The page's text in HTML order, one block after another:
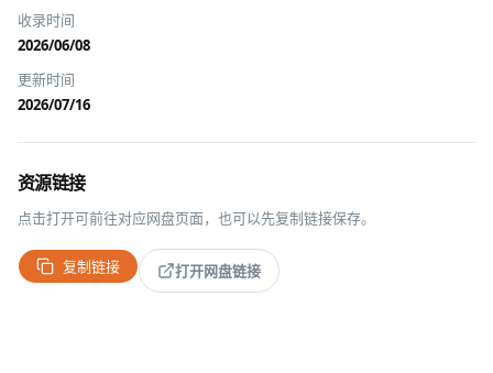
收录时间
2026/06/08
更新时间
2026/07/16
资源链接
点击打开可前往对应网盘页面，也可以先复制链接保存。
复制链接 打开网盘链接